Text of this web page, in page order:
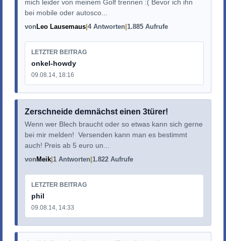
mich leider von meinem Golf trennen :( Bevor ich ihn
bei mobile oder autosco...
vonLeo Lausemaus 4 Antworten 1.885 Aufrufe
LETZTER BEITRAG
onkel-howdy
09.08.14, 18:16
Zerschneide demnächst einen 3türer!
Wenn wer Blech braucht oder so etwas kann sich gerne
bei mir melden! Versenden kann man es bestimmt
auch! Preis ab 5 euro un...
von Meik 1 Antworten 1.822 Aufrufe
LETZTER BEITRAG
phil
09.08.14, 14:33